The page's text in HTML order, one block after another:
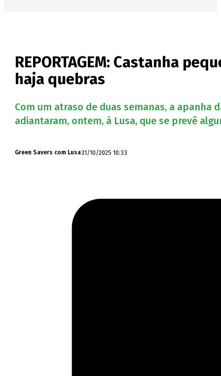
REPORTAGEM: Castanha
haja quebras
Com um atraso de duas semanas, a apanha
adiantaram, ontem, à Lusa, que se prevê
Green Savers com Lusa31/10/2025 10:33